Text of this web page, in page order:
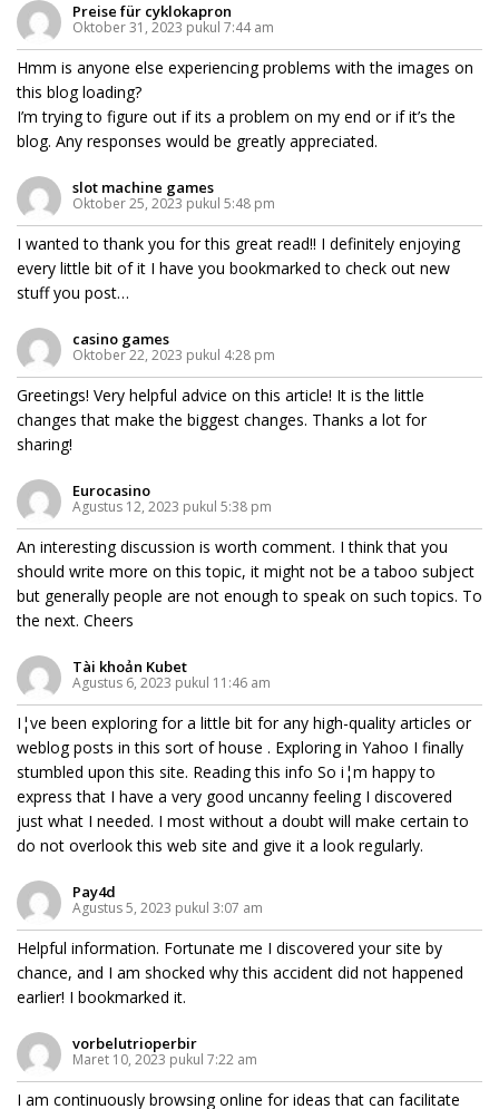
Preise für cyklokapron
Oktober 31, 2023 pukul 7:44 am
Hmm is anyone else experiencing problems with the images on
this blog loading?
I’m trying to figure out if its a problem on my end or if it’s the
blog. Any responses would be greatly appreciated.
slot machine games
Oktober 25, 2023 pukul 5:48 pm
I wanted to thank you for this great read!! I definitely enjoying
every little bit of it I have you bookmarked to check out new
stuff you post…
casino games
Oktober 22, 2023 pukul 4:28 pm
Greetings! Very helpful advice on this article! It is the little
changes that make the biggest changes. Thanks a lot for
sharing!
Eurocasino
Agustus 12, 2023 pukul 5:38 pm
An interesting discussion is worth comment. I think that you
should write more on this topic, it might not be a taboo subject
but generally people are not enough to speak on such topics. To
the next. Cheers
Tài khoản Kubet
Agustus 6, 2023 pukul 11:46 am
I¦ve been exploring for a little bit for any high-quality articles or
weblog posts in this sort of house . Exploring in Yahoo I finally
stumbled upon this site. Reading this info So i¦m happy to
express that I have a very good uncanny feeling I discovered
just what I needed. I most without a doubt will make certain to
do not overlook this web site and give it a look regularly.
Pay4d
Agustus 5, 2023 pukul 3:07 am
Helpful information. Fortunate me I discovered your site by
chance, and I am shocked why this accident did not happened
earlier! I bookmarked it.
vorbelutrioperbir
Maret 10, 2023 pukul 7:22 am
I am continuously browsing online for ideas that can facilitate